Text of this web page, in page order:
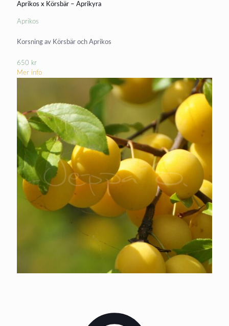
Aprikos x Körsbär – Aprikyra
Aprikos
Korsning av Körsbär och Aprikos
650 kr
Mer info